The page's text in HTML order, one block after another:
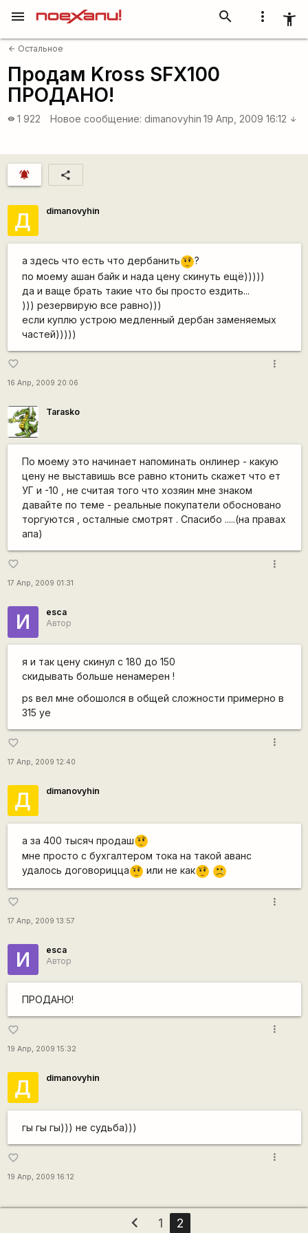
more_vert accessibility_new
search
menu
arrow_back Остальное
Продам Kross SFX100
ПРОДАНО!
visibility 1 922 Новое сообщение: dimanovyhin 19 Апр, 2009 16:12 arrow_downward
notifications_active share
Д dimanovyhin
а здесь что есть что дербанить????
по моему ашан байк и нада цену скинуть ещё)))))
да и ваще брать такие что бы просто ездить...
))) резервирую все равно)))
если куплю устрою медленный дербан заменяемых
частей)))))
favorite_border
16 Апр, 2009 20:06
more_vert
Tarasko
По моему это начинает напоминать онлинер - какую
цену не выставишь все равно ктонить скажет что ет
УГ и -10 , не считая того что хозяин мне знаком
давайте по теме - реальные покупатели обосновано
торгуются , осталные смотрят . Спасибо .....(на правах
апа)
favorite_border
17 Апр, 2009 01:31
more_vert
И
esca
Автор
я и так цену скинул с 180 до 150
скидывать больше ненамерен !
ps вел мне обошолся в общей сложности примерно в
315 уе
favorite_border
17 Апр, 2009 12:40
more_vert
Д dimanovyhin
а за 400 тысяч продаш???
мне просто с бухгалтером тока на такой аванс
удалось договорицца??? или не как??? :'(
favorite_border
17 Апр, 2009 13:57
more_vert
И
esca
Автор
ПРОДАНО!
favorite_border
19 Апр, 2009 15:32
more_vert
Д dimanovyhin
гы гы гы))) не судьба)))
favorite_border
19 Апр, 2009 16:12
more_vert
chevron_left 1 2